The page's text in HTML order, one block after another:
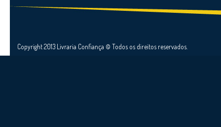
Copyright 2013 Livraria Confiança © Todos os direitos reservados.